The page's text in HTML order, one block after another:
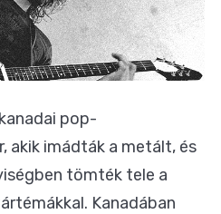
pop-
akik imádták a metált, és
tömték tele a
Kanadában